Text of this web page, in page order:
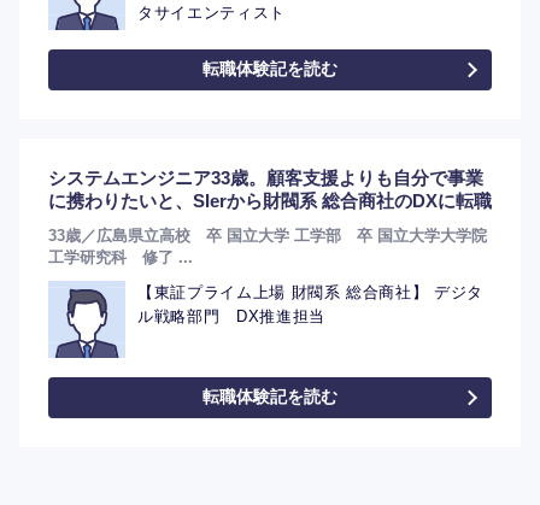
選択する
タサイエンティスト
転職体験記を読む
システムエンジニア33歳。顧客支援よりも自分で事業
に携わりたいと、SIerから財閥系 総合商社のDXに転職
33歳／広島県立高校 卒 国立大学 工学部 卒 国立大学大学院
工学研究科 修了 ...
【東証プライム上場 財閥系 総合商社】 デジタ
ル戦略部門 DX推進担当
転職体験記を読む